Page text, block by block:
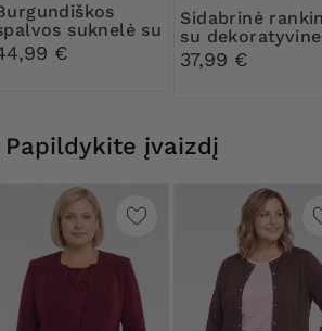
suknelė su
apačia
€
Sidabrinė rankinė
su dekoratyvine
sagtimi
37,99 €
Papildykite įvaizdį